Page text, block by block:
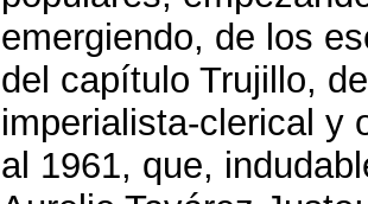
emergiendo, de los
del capítulo Trujillo,
imperialista-clerical y
al 1961, que,